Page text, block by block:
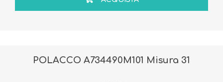
POLACCO A734490M101 Misura 31